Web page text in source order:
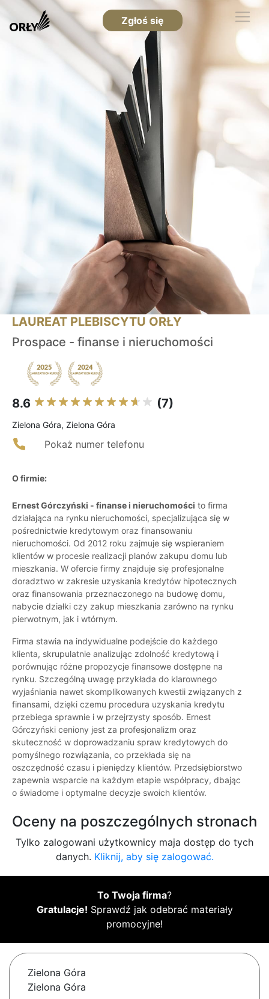
Zgłoś się
LAUREAT PLEBISCYTU ORŁY
Prospace - finanse i nieruchomości
8.6 (7)
Zielona Góra, Zielona Góra
Pokaż numer telefonu
O firmie:
Ernest Górczyński - finanse i nieruchomości to firma
działająca na rynku nieruchomości, specjalizująca się w
pośrednictwie kredytowym oraz finansowaniu
nieruchomości. Od 2012 roku zajmuje się wspieraniem
klientów w procesie realizacji planów zakupu domu lub
mieszkania. W ofercie firmy znajduje się profesjonalne
doradztwo w zakresie uzyskania kredytów hipotecznych
oraz finansowania przeznaczonego na budowę domu,
nabycie działki czy zakup mieszkania zarówno na rynku
pierwotnym, jak i wtórnym.
Firma stawia na indywidualne podejście do każdego
klienta, skrupulatnie analizując zdolność kredytową i
porównując różne propozycje finansowe dostępne na
rynku. Szczególną uwagę przykłada do klarownego
wyjaśniania nawet skomplikowanych kwestii związanych z
finansami, dzięki czemu procedura uzyskania kredytu
przebiega sprawnie i w przejrzysty sposób. Ernest
Górczyński ceniony jest za profesjonalizm oraz
skuteczność w doprowadzaniu spraw kredytowych do
pomyślnego rozwiązania, co przekłada się na
oszczędność czasu i pieniędzy klientów. Przedsiębiorstwo
zapewnia wsparcie na każdym etapie współpracy, dbając
o świadome i optymalne decyzje swoich klientów.
Oceny na poszczególnych stronach
Tylko zalogowani użytkownicy maja dostęp do tych
danych. Kliknij, aby się zalogować.
To Twoja firma?
Gratulacje! Sprawdź jak odebrać materiały
promocyjne!
Zielona Góra
Zielona Góra